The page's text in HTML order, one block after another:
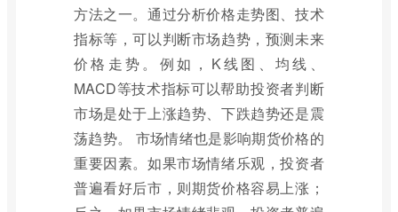
方法之一。通过分析价格走势图、技术
指标等，可以判断市场趋势，预测未来
价格走势。例如，K线图、均线、
MACD等技术指标可以帮助投资者判断
市场是处于上涨趋势、下跌趋势还是震
荡趋势。 市场情绪也是影响期货价格的
重要因素。如果市场情绪乐观，投资者
普遍看好后市，则期货价格容易上涨；